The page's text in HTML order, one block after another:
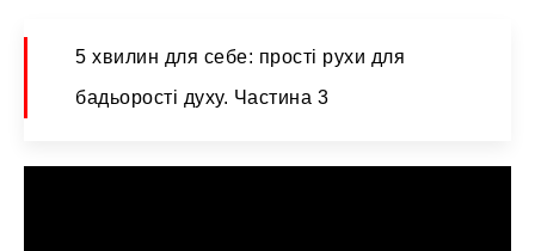
5 хвилин для себе: прості рухи для
бадьорості духу. Частина 3